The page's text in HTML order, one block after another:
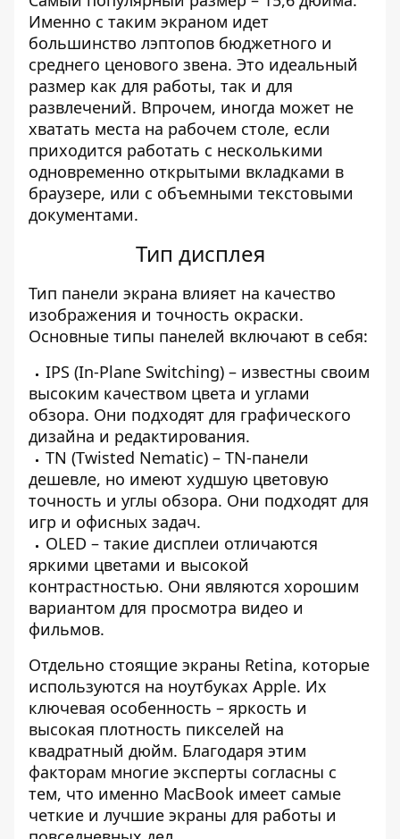
Именно с таким экраном идет
большинство лэптопов бюджетного и
среднего ценового звена. Это идеальный
размер как для работы, так и для
развлечений. Впрочем, иногда может не
хватать места на рабочем столе, если
приходится работать с несколькими
одновременно открытыми вкладками в
браузере, или с объемными текстовыми
документами.
Тип дисплея
Тип панели экрана влияет на качество
изображения и точность окраски.
Основные типы панелей включают в себя:
IPS (In-Plane Switching) – известны своим
высоким качеством цвета и углами
обзора. Они подходят для графического
дизайна и редактирования.
TN (Twisted Nematic) – TN-панели
дешевле, но имеют худшую цветовую
точность и углы обзора. Они подходят для
игр и офисных задач.
OLED – такие дисплеи отличаются
яркими цветами и высокой
контрастностью. Они являются хорошим
вариантом для просмотра видео и
фильмов.
Отдельно стоящие экраны Retina, которые
используются на ноутбуках Apple. Их
ключевая особенность – яркость и
высокая плотность пикселей на
квадратный дюйм. Благодаря этим
факторам многие эксперты согласны с
тем, что именно MacBook имеет самые
четкие и лучшие экраны для работы и